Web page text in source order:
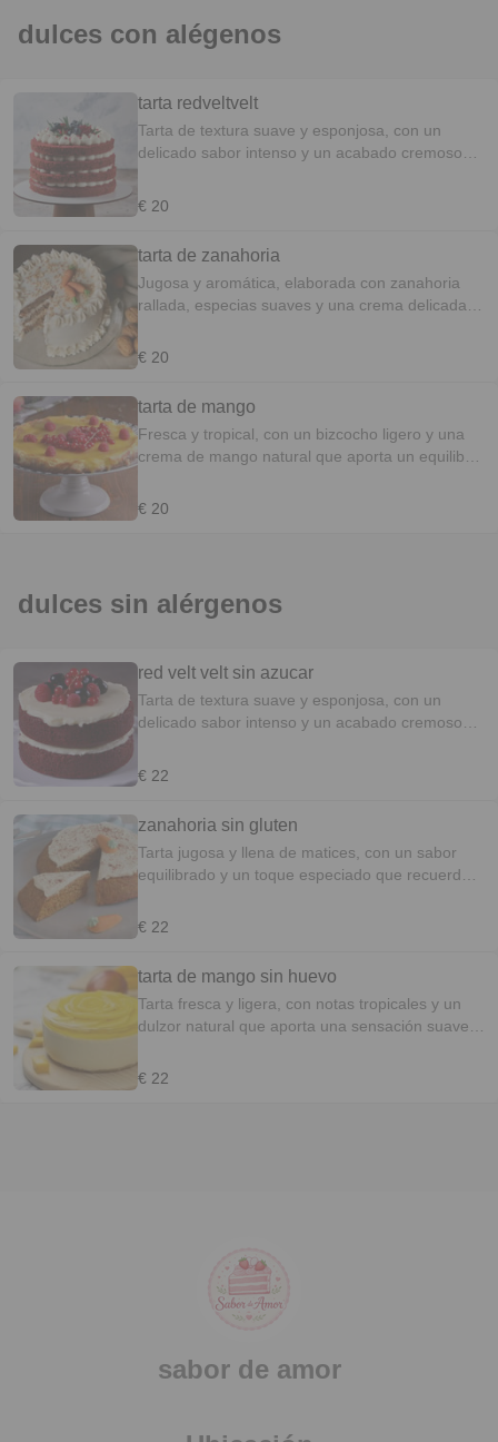
dulces con alégenos
tarta redveltvelt
Tarta de textura suave y esponjosa, con un
delicado sabor intenso y un acabado cremoso
€ 20
tarta de zanahoria
Jugosa y aromática, elaborada con zanahoria
rallada, especias suaves y una crema delicada
€ 20
tarta de mango
Fresca y tropical, con un bizcocho ligero y una
crema de mango natural que aporta un equilibrio
€ 20
dulces sin alérgenos
red velt velt sin azucar
Tarta de textura suave y esponjosa, con un
delicado sabor intenso y un acabado cremoso
€ 22
zanahoria sin gluten
Tarta jugosa y llena de matices, con un sabor
equilibrado y un toque especiado que recuerda a
€ 22
tarta de mango sin huevo
Tarta fresca y ligera, con notas tropicales y un
dulzor natural que aporta una sensación suave y
€ 22
sabor de amor